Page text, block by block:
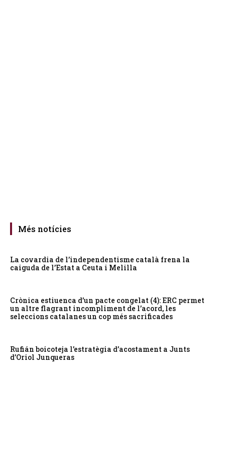
Més notícies
La covardia de l’independentisme català frena la
caiguda de l’Estat a Ceuta i Melilla
Crònica estiuenca d’un pacte congelat (4): ERC permet
un altre flagrant incompliment de l’acord, les
seleccions catalanes un cop més sacrificades
Rufián boicoteja l’estratègia d’acostament a Junts
d’Oriol Junqueras